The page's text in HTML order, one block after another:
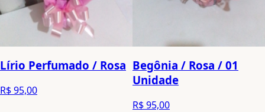
Lírio Perfumado / Rosa
R$ 95,00
Begônia / Rosa / 01
Unidade
R$ 95,00